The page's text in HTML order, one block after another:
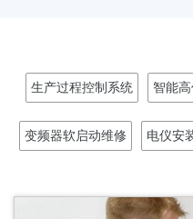
生产过程控制系统 智能
变频器软启动维修 电仪安